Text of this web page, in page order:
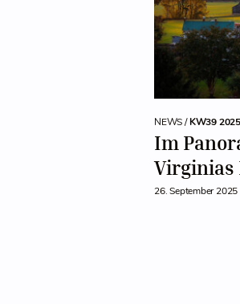
NEWS /KW39 2025
Im
Virginias
26. September 2025